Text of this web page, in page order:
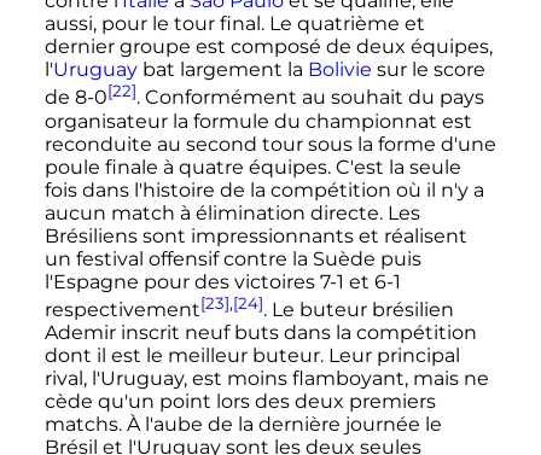
aussi, pour le tour final. Le quatrième et
dernier groupe est composé de deux équipes,
l'Uruguaybat largement la Bolivie sur le score
de 8-0[22]. Conformément au souhait du pays
organisateur la formule du championnat est
reconduite au second tour sous la forme d'une
poule finale à quatre équipes. C'est la seule
fois dans l'histoire de la compétition où il n'y a
aucun match à élimination directe. Les
Brésiliens sont impressionnants et réalisent
un festival offensif contre la Suède puis
l'Espagne pour des victoires 7-1 et 6-1
respectivement[23],[24]. Le buteur brésilien
Ademir inscrit neuf buts dans la compétition
dont il est le meilleur buteur. Leur principal
rival, l'Uruguay, est moins flamboyant, mais ne
cède qu'un point lors des deux premiers
matchs. À l'aube de la dernière journée le
Brésil et l'Uruguay sont les deux seules